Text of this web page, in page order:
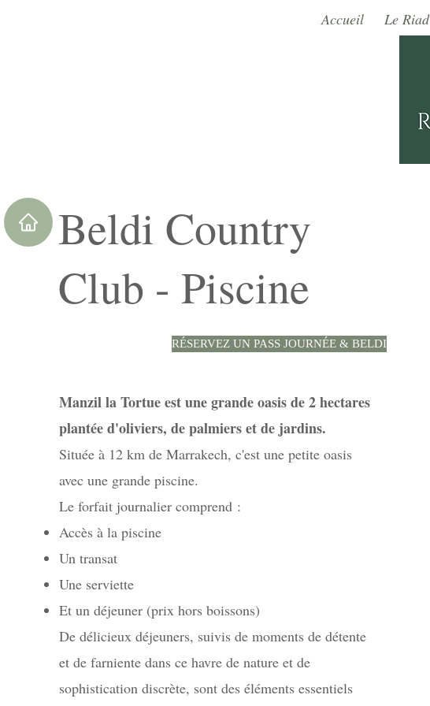
Accueil Le Riad
Beldi Country
Club - Piscine
RÉSERVEZ UN PASS JOURNÉE & BELDI
Manzil la Tortue est une grande oasis de 2 hectares
plantée d'oliviers, de palmiers et de jardins.
Située à 12 km de Marrakech, c'est une petite oasis
avec une grande piscine.
Le forfait journalier comprend :
Accès à la piscine
Un transat
Une serviette
Et un déjeuner (prix hors boissons)
De délicieux déjeuners, suivis de moments de détente
et de farniente dans ce havre de nature et de
sophistication discrète, sont des éléments essentiels